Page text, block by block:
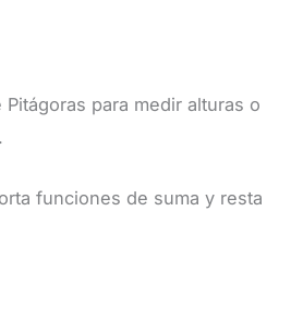
para medir alturas o
funciones de suma y resta